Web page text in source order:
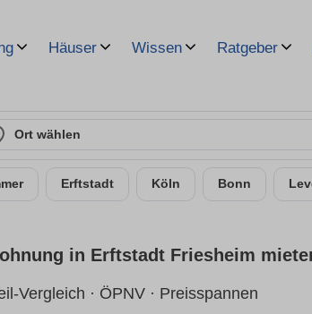
Häuser Wissen Ratgeber
Ort wählen
Erftstadt Köln Bonn
in Erftstadt Friesheim
Vergleich · ÖPNV · Preisspannen